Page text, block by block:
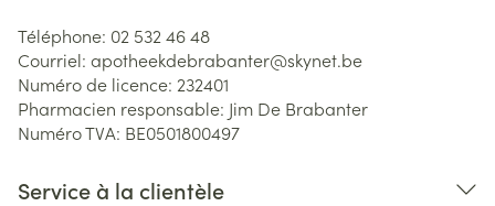
Téléphone: 02 532 46 48
Courriel: apotheekdebrabanter@skynet.be
Numéro de licence: 232401
Pharmacien responsable: Jim De Brabanter
Numéro TVA: BE0501800497
Service à la clientèle